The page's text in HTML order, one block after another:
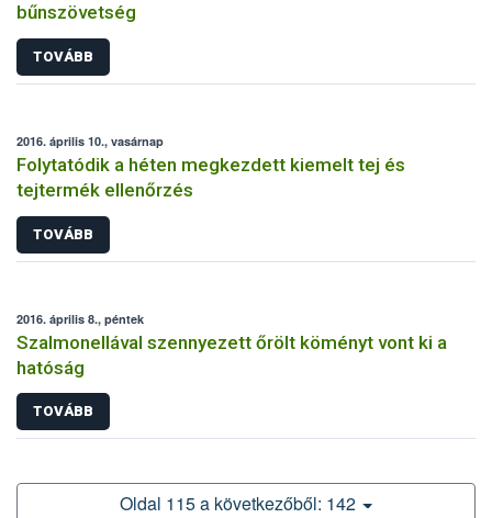
bűnszövetség
TOVÁBB
2016. április 10., vasárnap
Folytatódik a héten megkezdett kiemelt tej és
tejtermék ellenőrzés
TOVÁBB
2016. április 8., péntek
Szalmonellával szennyezett őrölt köményt vont ki a
hatóság
TOVÁBB
Oldal 115 a következőből: 142